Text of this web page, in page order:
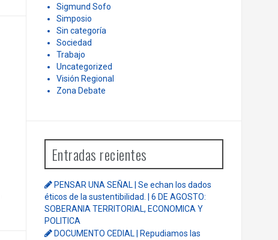
Sigmund Sofo
Simposio
Sin categoría
Sociedad
Trabajo
Uncategorized
Visión Regional
Zona Debate
Entradas recientes
PENSAR UNA SEÑAL | Se echan los dados
éticos de la sustentibilidad. | 6 DE AGOSTO:
SOBERANIA TERRITORIAL, ECONOMICA Y
POLITICA
DOCUMENTO CEDIAL | Repudiamos las